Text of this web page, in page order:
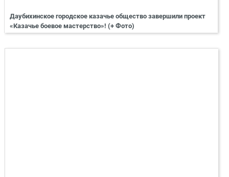
Даубихинское городское казачье общество завершили проект
«Казачье боевое мастерство»! (+ Фото)